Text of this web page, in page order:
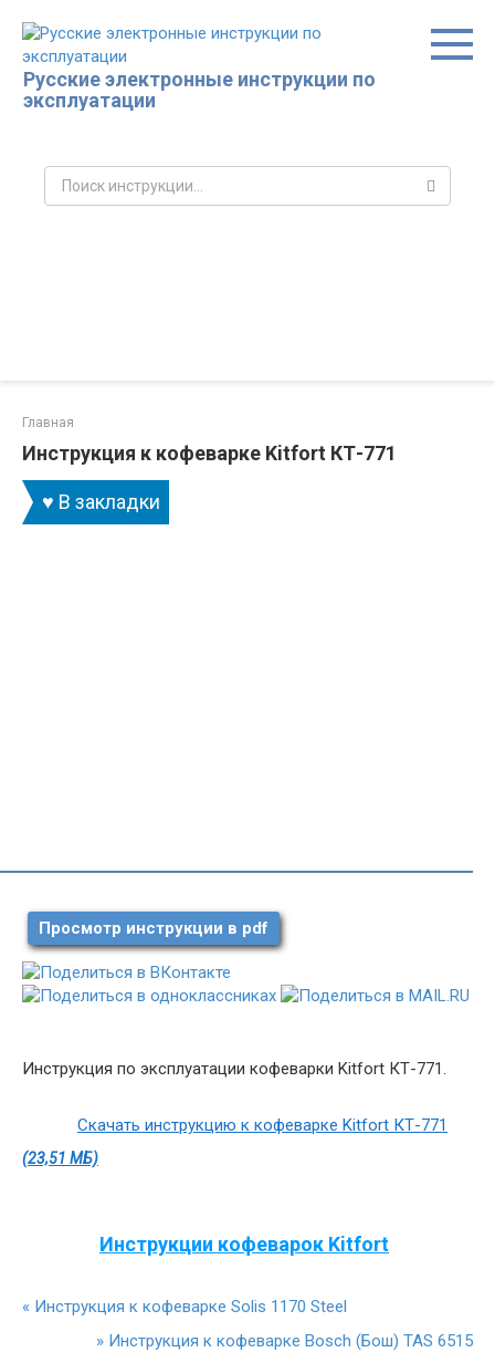
контенту
Русские электронные инструкции по
эксплуатации
Поиск:
Главная
Инструкция к кофеварке Kitfort КТ-771
♥ В закладки
Просмотр инструкции в pdf
Инструкция по эксплуатации кофеварки Kitfort КТ-771.
Скачать инструкцию к кофеварке Kitfort КТ-771
(23,51 МБ)
Инструкции кофеварок Kitfort
« Инструкция к кофеварке Solis 1170 Steel
» Инструкция к кофеварке Bosch (Бош) TAS 6515